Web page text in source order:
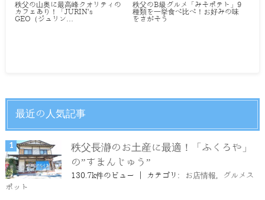
秩父の山奥に最高峰クオリティの
カフェあり！「JURIN's
GEO（ジュリン…
秩父のB級グルメ「みそポテト」9
種類を一挙食べ比べ！お好みの味
をさがそう
最近の人気記事
秩父長瀞のお土産に最適！「ふくろや」
の”すまんじゅう”
130.7k件のビュー カテゴリ: お店情報,
グルメス
ポット